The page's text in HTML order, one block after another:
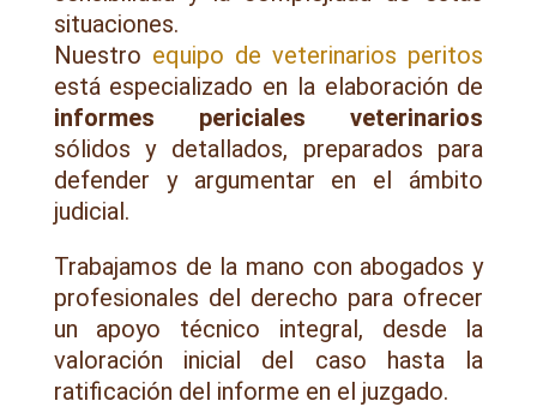
situaciones.
Nuestro equipo de veterinarios peritos
está especializado en la elaboración de
informes periciales veterinarios
sólidos y detallados, preparados para
defender y argumentar en el ámbito
judicial.
Trabajamos de la mano con abogados y
profesionales del derecho para ofrecer
un apoyo técnico integral, desde la
valoración inicial del caso hasta la
ratificación del informe en el juzgado.